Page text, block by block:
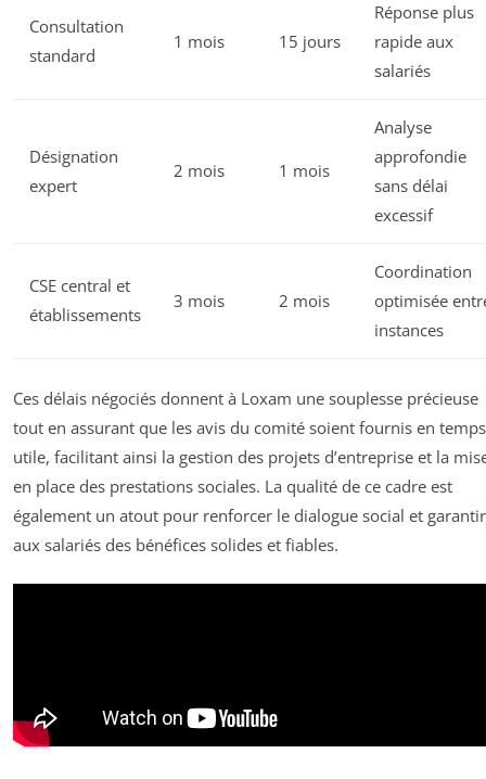
Consultation
standard
1 mois 15 jours
Réponse plus
rapide aux
salariés
Désignation
expert
2 mois 1 mois
Analyse
approfondie
sans délai
excessif
CSE central et
établissements
3 mois 2 mois
Coordination
optimisée
instances
Ces délais négociés donnent à Loxam une souplesse précieuse
tout en assurant que les avis du comité soient fournis en temps
utile, facilitant ainsi la gestion des projets d’entreprise et la
en place des prestations sociales. La qualité de ce cadre est
également un atout pour renforcer le dialogue social et garantir
aux salariés des bénéfices solides et fiables.